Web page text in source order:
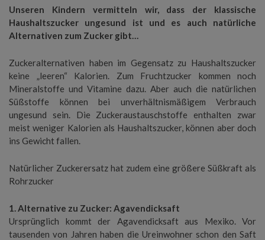
Unseren Kindern vermitteln wir, dass der klassische
Haushaltszucker ungesund ist und es auch natürliche
Alternativen zum Zucker gibt…
Zuckeralternativen haben im Gegensatz zu Haushaltszucker
keine „leeren“ Kalorien. Zum Fruchtzucker kommen noch
Mineralstoffe und Vitamine dazu. Aber auch die natürlichen
Süßstoffe können bei unverhältnismäßigem Verbrauch
ungesund sein. Die Zuckeraustauschstoffe enthalten zwar
meist weniger Kalorien als Haushaltszucker, können aber doch
ins Gewicht fallen.
Natürlicher Zuckerersatz hat zudem eine größere Süßkraft als
Rohrzucker
1. Alternative zu Zucker: Agavendicksaft
Ursprünglich kommt der Agavendicksaft aus Mexiko. Vor
tausenden von Jahren haben die Ureinwohner schon den Saft